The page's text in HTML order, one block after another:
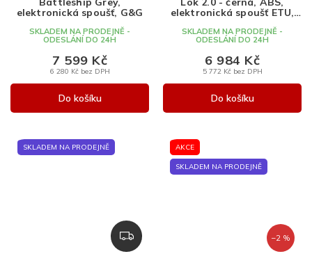
elektronická spoušť, G&G
SKLADEM NA PRODEJNĚ -
ODESLÁNÍ DO 24H
6 280 Kč bez DPH
7 599 Kč
Do košíku
elektronická spoušť ETU,
SKLADEM NA PRODEJNĚ -
ODESLÁNÍ DO 24H
5 772 Kč bez DPH
6 984 Kč
Do košíku
SKLADEM NA PRODEJNĚ
Z
D
AKCE
SKLADEM NA PRODEJNĚ
–2 %